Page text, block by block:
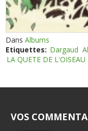
DansAlbums
Etiquettes: Dargaud
LA QUETE DE
VOS